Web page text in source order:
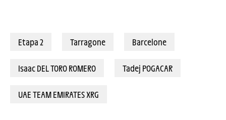
Etapa 2 Tarragone Barcelone
Isaac DEL TORO ROMERO Tadej POGACAR
UAE TEAM EMIRATES XRG